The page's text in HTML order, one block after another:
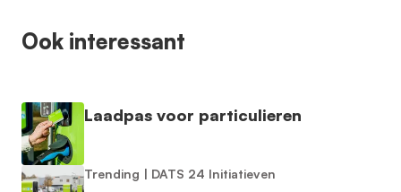
Ook interessant
Laadpas voor particulieren
Trending | DATS 24 Initiatieven